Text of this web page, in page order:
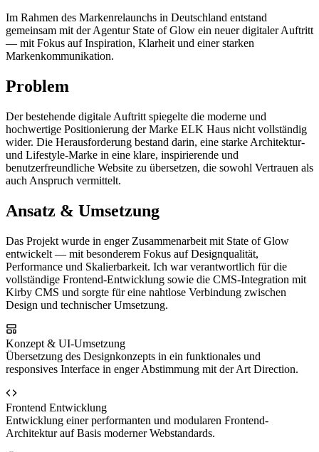
Im Rahmen des Markenrelaunchs in Deutschland entstand
gemeinsam mit der Agentur State of Glow ein neuer digitaler Auftritt
— mit Fokus auf Inspiration, Klarheit und einer starken
Markenkommunikation.
Problem
Der bestehende digitale Auftritt spiegelte die moderne und
hochwertige Positionierung der Marke ELK Haus nicht vollständig
wider. Die Herausforderung bestand darin, eine starke Architektur-
und Lifestyle-Marke in eine klare, inspirierende und
benutzerfreundliche Website zu übersetzen, die sowohl Vertrauen als
auch Anspruch vermittelt.
Ansatz & Umsetzung
Das Projekt wurde in enger Zusammenarbeit mit State of Glow
entwickelt — mit besonderem Fokus auf Designqualität,
Performance und Skalierbarkeit. Ich war verantwortlich für die
vollständige Frontend-Entwicklung sowie die CMS-Integration mit
Kirby CMS und sorgte für eine nahtlose Verbindung zwischen
Design und technischer Umsetzung.
Konzept & UI-Umsetzung
Übersetzung des Designkonzepts in ein funktionales und
responsives Interface in enger Abstimmung mit der Art Direction.
Frontend Entwicklung
Entwicklung einer performanten und modularen Frontend-
Architektur auf Basis moderner Webstandards.